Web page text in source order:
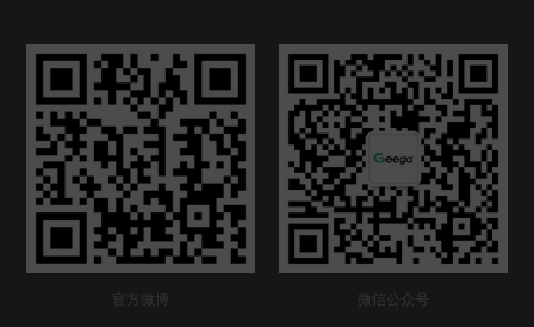
官方微博 微信公众号